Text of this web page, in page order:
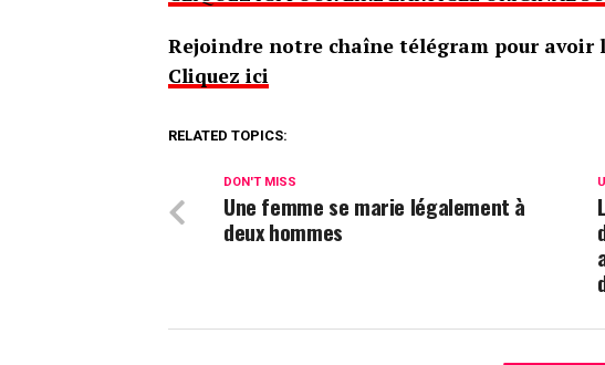
Rejoindre notre chaîne télégram pour avoir
Cliquez ici
RELATED TOPICS:
DON'T MISS
Une femme se marie légalement à
deux hommes